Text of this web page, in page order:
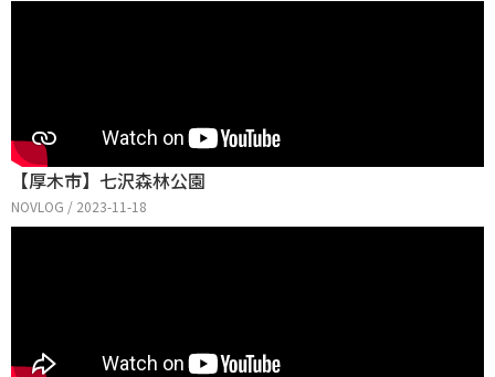
【厚木市】七沢森林公園
NOVLOG / 2023-11-18